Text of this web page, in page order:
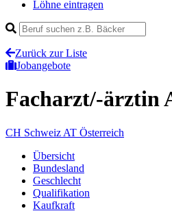
Löhne eintragen
Zurück zur Liste
Jobangebote
Facharzt/-ärztin
CH Schweiz AT Österreich
Übersicht
Bundesland
Geschlecht
Qualifikation
Kaufkraft